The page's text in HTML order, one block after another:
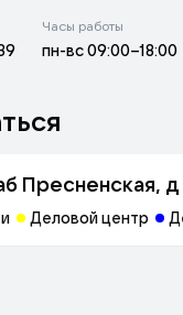
центром
метро
Часы работы
пн-вс 09:00–18:00
Пресненская,
Деловой центр